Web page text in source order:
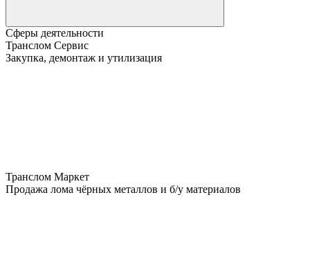
Сферы деятельности
Транслом Сервис
Закупка, демонтаж и утилизация
Транслом Маркет
Продажа лома чёрных металлов и б/у материалов